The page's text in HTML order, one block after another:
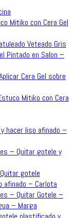
Mitiko con Cera Gel
Veteado Gris
Pintado en Salon –
Cera Gel sobre
Mitiko con Cera
hacer liso afinado –
– Quitar gotele y
gotele
– Carlota
– Quitar Gotele –
– Marga